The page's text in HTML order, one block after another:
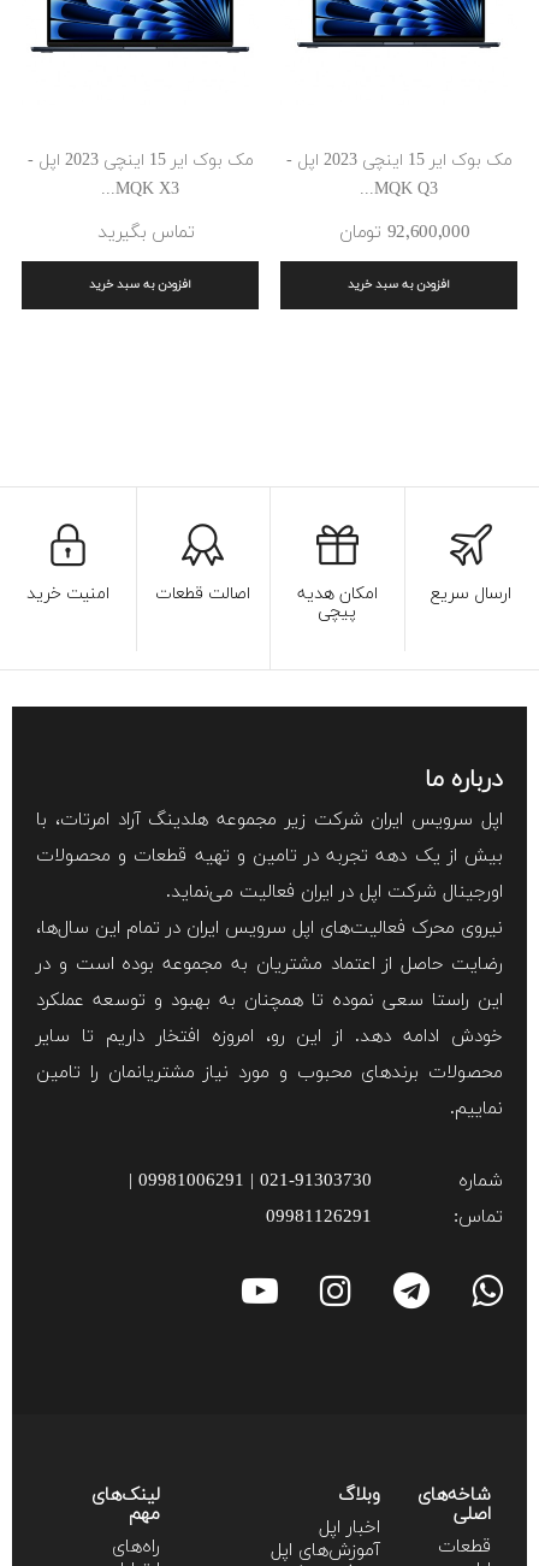
مک بوک ایر 15 اینچی 2023 اپل -
MQK Q3...
92٬600٬000 ‎تومان
افزودن به سبد خرید
مک بوک ایر 15 اینچی 2023 اپل -
MQK X3...
تماس بگیرید
افزودن به سبد خرید
ارسال سریع امکان هدیه
پیچی
اصالت قطعات امنیت خرید
درباره ما
اپل سرویس ایران شرکت زیر مجموعه هلدینگ آراد امرتات، با
بیش از یک دهه تجربه در تامین و تهیه قطعات و محصولات
اورجینال شرکت اپل در ایران فعالیت می‌نماید.
نیروی محرک فعالیت‌های اپل سرویس ایران در تمام این سال‌ها،
رضایت حاصل از اعتماد مشتریان به مجموعه بوده است و در
این راستا سعی نموده تا همچنان به بهبود و توسعه عملکرد
خودش ادامه دهد. از این رو، امروزه افتخار داریم تا سایر
محصولات برند‌های محبوب و مورد نیاز مشتریانمان را تامین
نماییم.
شماره
تماس:
021-91303730 | 09981006291 |
09981126291
شاخه‌های
اصلی
قطعات
وبلاگ
اخبار اپل
آموزش‌‌های اپل
لینک‌های
مهم
راه‌های